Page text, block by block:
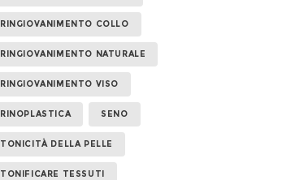
RINGIOVANIMENTO COLLO
RINGIOVANIMENTO NATURALE
RINGIOVANIMENTO VISO
RINOPLASTICA SENO
TONICITÀ DELLA PELLE
TONIFICARE TESSUTI